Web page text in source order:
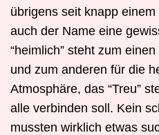
übrigens seit knapp
auch der Name eine
“heimlich” steht zum
und zum anderen für die
Atmosphäre, das “Treu”
alle verbinden soll. Kein
mussten wirklich etwas